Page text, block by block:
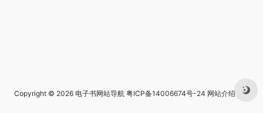
Copyright © 2026 电子书网站导航 粤ICP备14006674号-24 网站介绍